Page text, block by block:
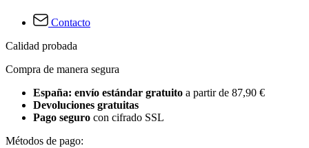
Contacto
Calidad probada
Compra de manera segura
España: envío estándar gratuito a partir de 87,90 €
Devoluciones gratuitas
Pago seguro con cifrado SSL
Métodos de pago: